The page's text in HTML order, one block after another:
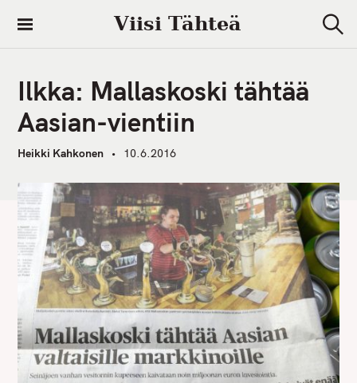
i
Viisi Tähteä
e
Ilkka: Mallaskoski tähtää
Aasian-vientiin
Heikki Kahkonen 10.6.2016